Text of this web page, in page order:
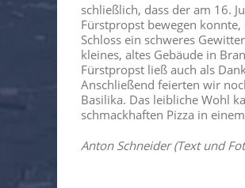
schließlich, dass der am 16.
Fürstpropst bewegen
Schloss ein schweres
kleines, altes Gebäude in
Fürstpropst ließ auch als
Anschließend feierten wir
Basilika. Das leibliche Wohl
schmackhaften Pizza in
Anton Schneider (Text und